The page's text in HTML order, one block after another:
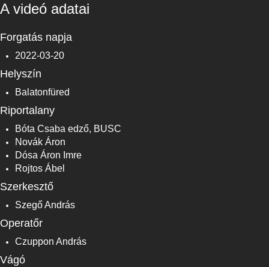
A videó adatai
Forgatás napja
2022-03-20
Helyszín
Balatonfüred
Riportalany
Bóta Csaba edző, BUSC
Novák Áron
Dósa Áron Imre
Rojtos Ábel
Szerkesztő
Szegő András
Operatőr
Czuppon András
Vágó